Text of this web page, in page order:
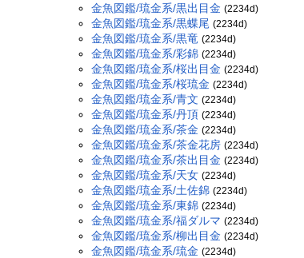
金魚図鑑/琉金系/黒出目金 (2234d)
金魚図鑑/琉金系/黒蝶尾 (2234d)
金魚図鑑/琉金系/黒竜 (2234d)
金魚図鑑/琉金系/彩錦 (2234d)
金魚図鑑/琉金系/桜出目金 (2234d)
金魚図鑑/琉金系/桜琉金 (2234d)
金魚図鑑/琉金系/青文 (2234d)
金魚図鑑/琉金系/丹頂 (2234d)
金魚図鑑/琉金系/茶金 (2234d)
金魚図鑑/琉金系/茶金花房 (2234d)
金魚図鑑/琉金系/茶出目金 (2234d)
金魚図鑑/琉金系/天女 (2234d)
金魚図鑑/琉金系/土佐錦 (2234d)
金魚図鑑/琉金系/東錦 (2234d)
金魚図鑑/琉金系/福ダルマ (2234d)
金魚図鑑/琉金系/柳出目金 (2234d)
金魚図鑑/琉金系/琉金 (2234d)